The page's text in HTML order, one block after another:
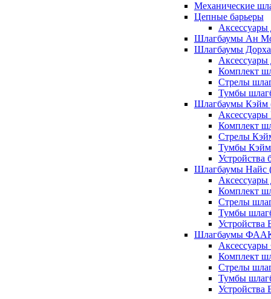
Механические
Цепные барьеры
Аксессуары
Шлагбаумы Ан
Шлагбаумы
Комплект
Стрелы
Тумбы
Шлагбаумы Кэйм
Комплект
Стрелы
Тумбы
Устройства
Шлагбаумы Найс
Комплект
Стрелы
Тумбы
Устройства
Шлагбаумы ФААК
Комплект
Стрелы
Тумбы